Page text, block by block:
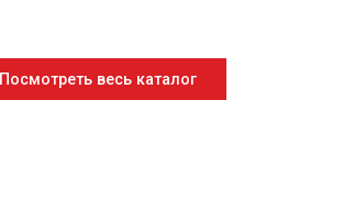
Посмотреть весь каталог